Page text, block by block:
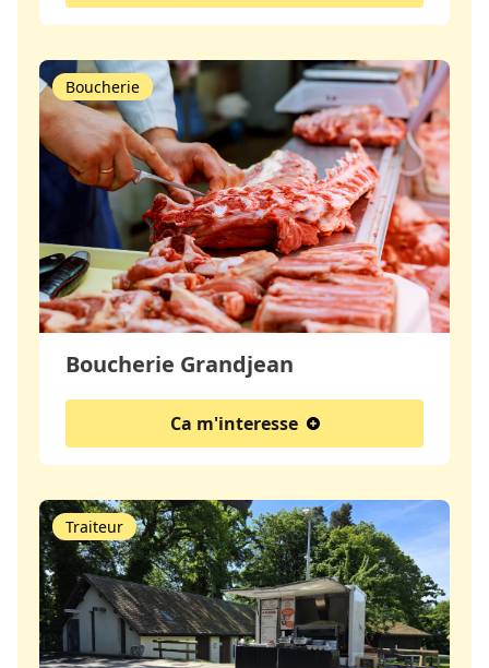
Boucherie Grandjean
Boucherie
Ca m'interesse
Traiteur